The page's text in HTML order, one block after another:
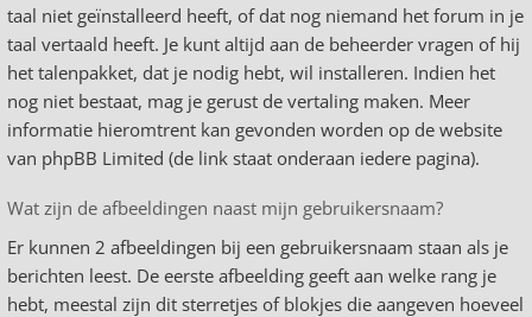
taal niet geïnstalleerd heeft, of dat nog niemand het forum in je
taal vertaald heeft. Je kunt altijd aan de beheerder vragen of hij
het talenpakket, dat je nodig hebt, wil installeren. Indien het
nog niet bestaat, mag je gerust de vertaling maken. Meer
informatie hieromtrent kan gevonden worden op de website
van phpBB Limited (de link staat onderaan iedere pagina).
Wat zijn de afbeeldingen naast mijn gebruikersnaam?
Er kunnen 2 afbeeldingen bij een gebruikersnaam staan als je
berichten leest. De eerste afbeelding geeft aan welke rang je
hebt, meestal zijn dit sterretjes of blokjes die aangeven hoeveel